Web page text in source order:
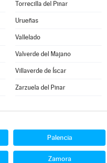
Torrecilla del Pinar
Urueñas
Vallelado
Valverde del Majano
Villaverde de Íscar
Zarzuela del Pinar
Palencia
Zamora